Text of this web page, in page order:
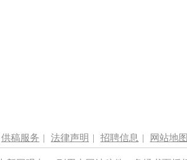
供稿服务 | 法律声明 | 招聘信息 | 网站地图